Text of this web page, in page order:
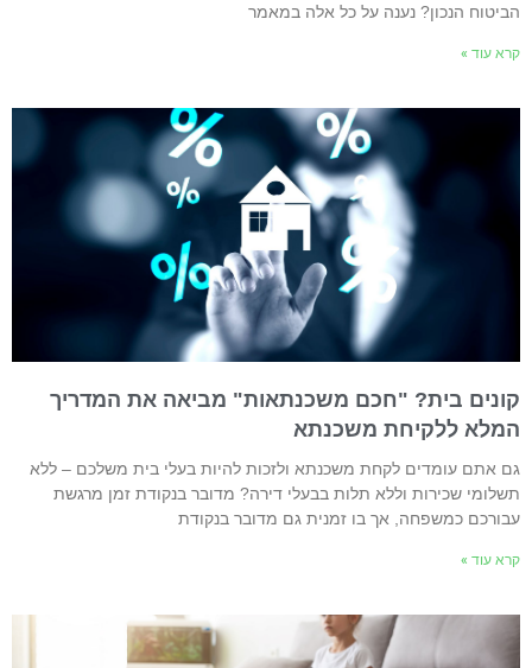
הנכון? נענה על כל אלה במאמר
עוד »
בית? "חכם משכנתאות" מביאה את המדריך
ללקיחת משכנתא
אתם עומדים לקחת משכנתא ולזכות להיות בעלי בית משלכם – ללא
שכירות וללא תלות בבעלי דירה? מדובר בנקודת זמן מרגשת
כמשפחה, אך בו זמנית גם מדובר בנקודת
עוד »